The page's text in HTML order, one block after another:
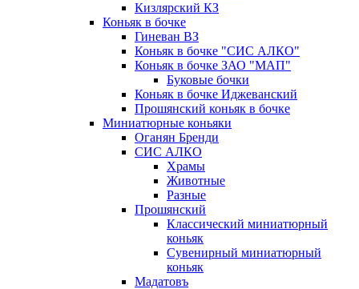
Кизлярский КЗ
Коньяк в бочке
Гиневан ВЗ
Коньяк в бочке "СИС АЛКО"
Коньяк в бочке ЗАО "МАП"
Буковые бочки
Коньяк в бочке Иджеванский
Прошянский коньяк в бочке
Миниатюрные коньяки
Оганян Бренди
СИС АЛКО
Храмы
Животные
Разные
Прошянский
Классический миниатюрный
коньяк
Сувенирный миниатюрный
коньяк
Мадатовъ